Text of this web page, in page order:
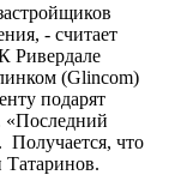
- считает
Ривердале
(Glincom)
подарят
«Последний
Получается, что
Татаринов.